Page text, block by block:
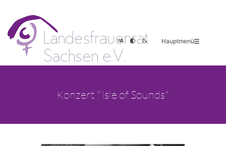
Hauptmenü
Konzert *Isle of Sounds*